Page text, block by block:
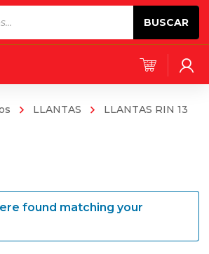
BUSCAR
LLANTAS
LLANTAS RIN 13
found matching your